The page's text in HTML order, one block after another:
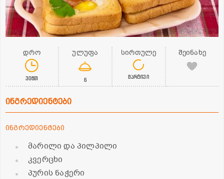
დრო
30წთ
ულუფა
6
სირთულე
მარტივი
შეინახე
ინგრედიენტები
ინგრედიენტები
მარილი და პილპილი
კვერცხი
პურის ნაჭერი